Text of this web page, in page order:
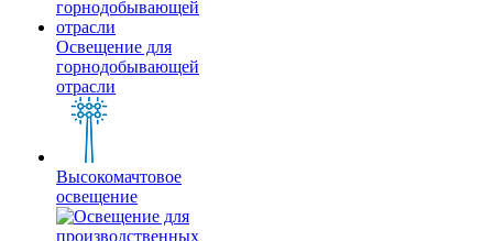
Освещение для
горнодобывающей
отрасли
Высокомачтовое
освещение